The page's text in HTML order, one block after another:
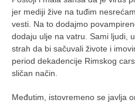
jer mediji žive na tuđim
vesti. Na to dodajmo
dodaju ulje na vatru. Sami ljudi,
strah da bi sačuvali živote i
period dekadencije Rimskog
sličan način.
Međutim, istovremeno se javlja